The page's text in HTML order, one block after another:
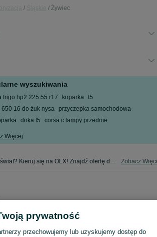
Żywiec
wyszukiwania
frigo hp2 225 55 r17 koparka t5
650 16 do żuk nysa
przyczepka samochodowa
doka t5 corsa c lampy przednie
Więcej
Motoryzacja to Twój świat? Kieruj się na OLX! Znajdź ofertę dla siebie w kategorii Motoryzacja na OLX - Żywiec i okolice! Zobacz
prywatność
przechowujemy lub uzyskujemy dostęp do